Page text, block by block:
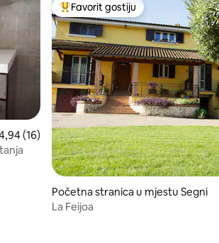
ocjena 4,94 od 5, recenzija: 16
(16)
Glavni favorit gostiju
Favorit gostiju
Početna stranica u mjestu Segni
La Feijoa